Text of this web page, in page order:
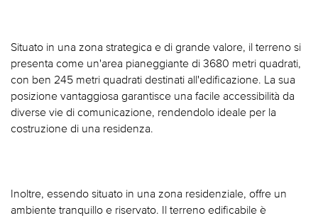
Situato in una zona strategica e di grande valore, il terreno si
presenta come un'area pianeggiante di 3680 metri quadrati,
con ben 245 metri quadrati destinati all'edificazione. La sua
posizione vantaggiosa garantisce una facile accessibilità da
diverse vie di comunicazione, rendendolo ideale per la
costruzione di una residenza.
Inoltre, essendo situato in una zona residenziale, offre un
ambiente tranquillo e riservato. Il terreno edificabile è